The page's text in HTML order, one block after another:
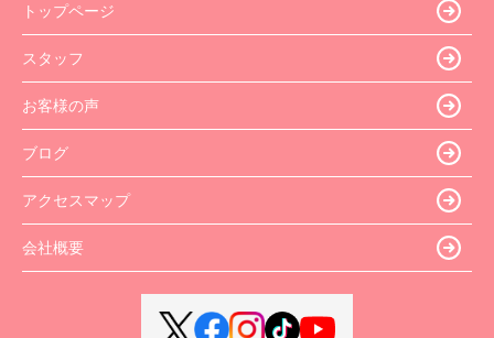
トップページ
スタッフ
お客様の声
ブログ
アクセスマップ
会社概要